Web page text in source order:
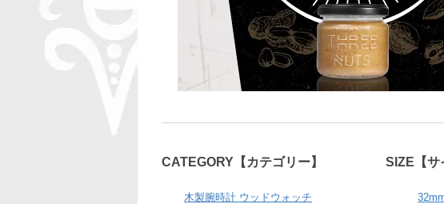
CATEGORY【カテゴリー】
木製腕時計 ウッドウォッチ
SIZE【サ